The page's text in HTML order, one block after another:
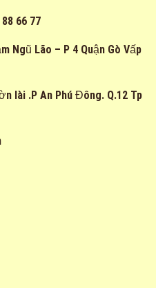
66 77
Ngũ Lão – P 4 Quận Gò Vấp
lài .P An Phú Đông. Q.12 Tp